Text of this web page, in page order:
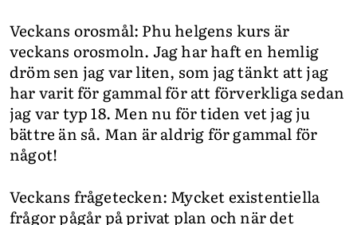
Veckans orosmål: Phu helgens kurs är
veckans orosmoln. Jag har haft en hemlig
dröm sen jag var liten, som jag tänkt att jag
har varit för gammal för att förverkliga sedan
jag var typ 18. Men nu för tiden vet jag ju
bättre än så. Man är aldrig för gammal för
något!
Veckans frågetecken: Mycket existentiella
frågor pågår på privat plan och när det